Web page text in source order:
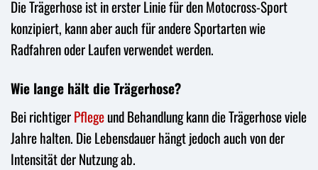
Die Trägerhose ist in erster Linie für den Motocross-Sport
konzipiert, kann aber auch für andere Sportarten wie
Radfahren oder Laufen verwendet werden.
Wie lange hält die Trägerhose?
Bei richtigerPflegeund Behandlung kann die Trägerhose viele
Jahre halten. Die Lebensdauer hängt jedoch auch von der
Intensität der Nutzung ab.